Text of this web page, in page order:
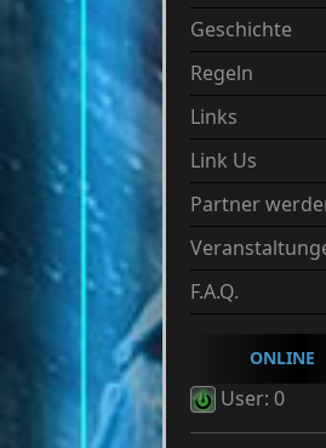
Geschichte
Regeln
Links
Link Us
Partner
F.A.Q.
ONLINE
User: 0